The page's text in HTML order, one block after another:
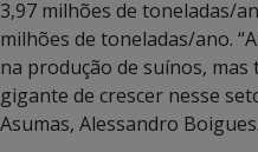
3,97 milhões de toneladas/
milhões de toneladas/ano.
na produção de suínos,
gigante de crescer nesse
Asumas, Alessandro Boigues.